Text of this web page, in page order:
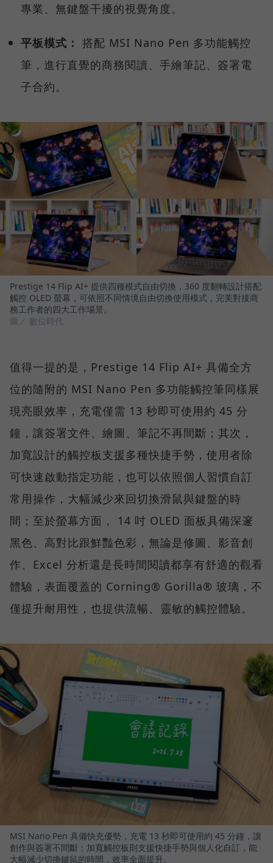
專業、無鍵盤干擾的視覺角度。
平板模式： 搭配 MSI Nano Pen 多功能觸控
筆，進行直覺的商務閱讀、手繪筆記、簽署電
子合約。
Prestige 14 Flip AI+ 提供四種模式自由切換，360 度翻轉設計搭配
觸控 OLED 螢幕，可依照不同情境自由切換使用模式，完美對接商
務工作者的四大工作場景。
圖／ 數位時代
值得一提的是，Prestige 14 Flip AI+ 具備全方
位的隨附的 MSI Nano Pen 多功能觸控筆同樣展
現亮眼效率，充電僅需 13 秒即可使用約 45 分
鐘，讓簽署文件、繪圖、筆記不再間斷；其次，
加寬設計的觸控板支援多種快捷手勢，使用者除
可快速啟動指定功能，也可以依照個人習慣自訂
常用操作，大幅減少來回切換滑鼠與鍵盤的時
間；至於螢幕方面， 14 吋 OLED 面板具備深邃
黑色、高對比跟鮮豔色彩，無論是修圖、影音創
作、Excel 分析還是長時間閱讀都享有舒適的觀看
體驗，表面覆蓋的 Corning® Gorilla® 玻璃，不
僅提升耐用性，也提供流暢、靈敏的觸控體驗。
MSI Nano Pen 具備快充優勢，充電 13 秒即可使用約 45 分鐘，讓
創作與簽署不間斷；加寬觸控板則支援快捷手勢與個人化自訂，能
大幅減少切換鍵鼠的時間，效率全面提升。